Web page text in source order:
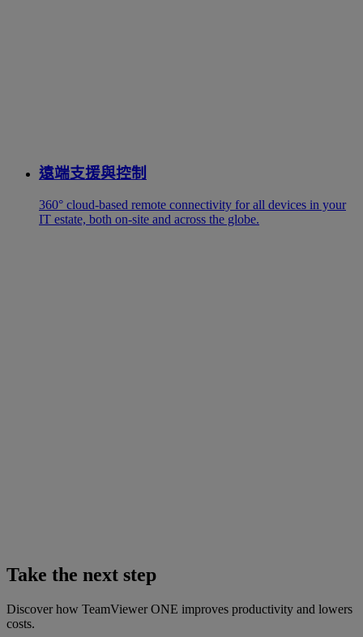
遠端支援與控制
360° cloud-based remote connectivity for all devices in your
IT estate, both on-site and across the globe.
Take the next step
Discover how TeamViewer ONE improves productivity and lowers
costs.